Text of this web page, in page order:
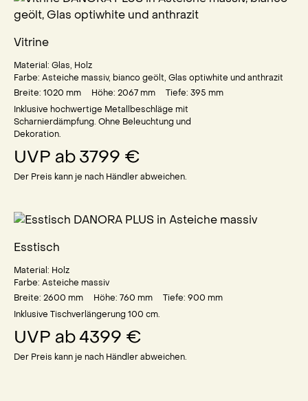
Vitrine
Material: Glas, Holz
Farbe: Asteiche massiv, bianco geölt, Glas optiwhite und anthrazit
Breite: 1020 mm Höhe: 2067 mm Tiefe: 395 mm
Inklusive hochwertige Metallbeschläge mit
Scharnierdämpfung. Ohne Beleuchtung und
Dekoration.
UVP ab3799 €
Der Preis kann je nach Händler abweichen.
Esstisch
Material: Holz
Farbe: Asteiche massiv
Breite: 2600 mm Höhe: 760 mm Tiefe: 900 mm
Inklusive Tischverlängerung 100 cm.
UVP ab4399 €
Der Preis kann je nach Händler abweichen.